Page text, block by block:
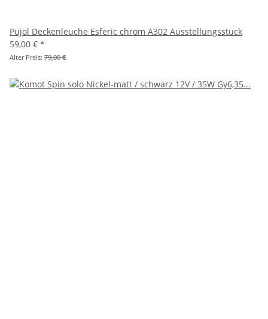
Pujol Deckenleuche Esferic chrom A302 Ausstellungsstück
59,00 € *
Alter Preis: 79,00 €